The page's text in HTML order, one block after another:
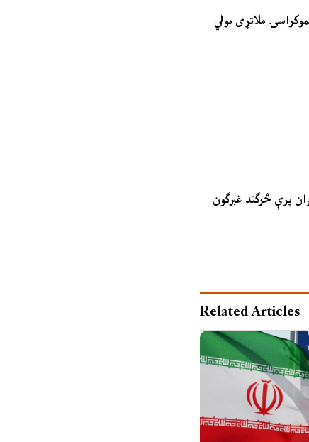
ملاتړی بولي
پرې څرګند غبرګون
Related Articles